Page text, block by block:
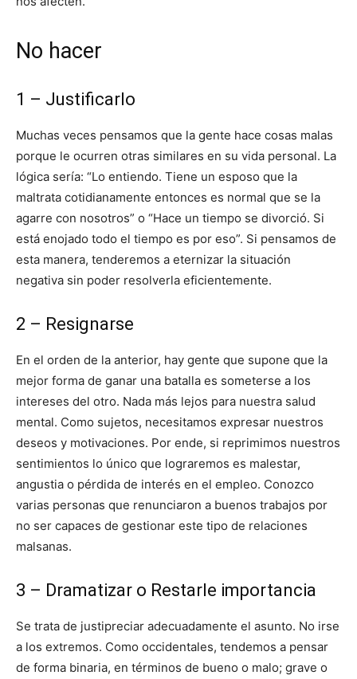
No hacer
1 – Justificarlo
Muchas veces pensamos que la gente hace cosas malas
porque le ocurren otras similares en su vida personal. La
lógica sería: “Lo entiendo. Tiene un esposo que la
maltrata cotidianamente entonces es normal que se la
agarre con nosotros” o “Hace un tiempo se divorció. Si
está enojado todo el tiempo es por eso”. Si pensamos de
esta manera, tenderemos a eternizar la situación
negativa sin poder resolverla eficientemente.
2 – Resignarse
En el orden de la anterior, hay gente que supone que la
mejor forma de ganar una batalla es someterse a los
intereses del otro. Nada más lejos para nuestra salud
mental. Como sujetos, necesitamos expresar nuestros
deseos y motivaciones. Por ende, si reprimimos nuestros
sentimientos lo único que lograremos es malestar,
angustia o pérdida de interés en el empleo. Conozco
varias personas que renunciaron a buenos trabajos por
no ser capaces de gestionar este tipo de relaciones
malsanas.
3 – Dramatizar o Restarle importancia
Se trata de justipreciar adecuadamente el asunto. No irse
a los extremos. Como occidentales, tendemos a pensar
de forma binaria, en términos de bueno o malo; grave o